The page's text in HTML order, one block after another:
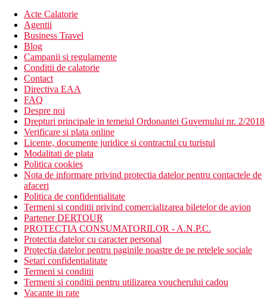
Acte Calatorie
Agentii
Business Travel
Blog
Campanii si regulamente
Conditii de calatorie
Contact
Directiva EAA
FAQ
Despre noi
Drepturi principale in temeiul Ordonantei Guvernului nr. 2/2018
Verificare si plata online
Licente, documente juridice si contractul cu turistul
Modalitati de plata
Politica cookies
Nota de informare privind protectia datelor pentru contactele de
afaceri
Politica de confidentialitate
Termeni si conditii privind comercializarea biletelor de avion
Partener DERTOUR
PROTECTIA CONSUMATORILOR - A.N.P.C.
Protectia datelor cu caracter personal
Protectia datelor pentru paginile noastre de pe retelele sociale
Setari confidentialitate
Termeni si conditii
Termeni si conditii pentru utilizarea voucherului cadou
Vacante in rate